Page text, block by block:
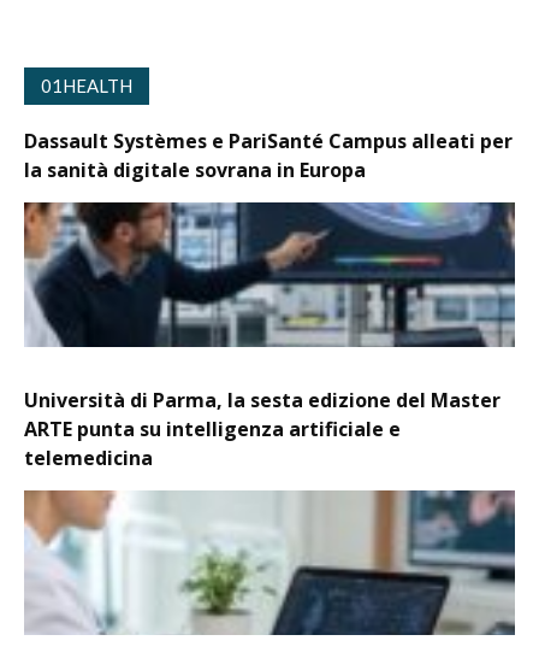
01HEALTH
Dassault Systèmes e PariSanté Campus alleati per
la sanità digitale sovrana in Europa
Università di Parma, la sesta edizione del Master
ARTE punta su intelligenza artificiale e
telemedicina